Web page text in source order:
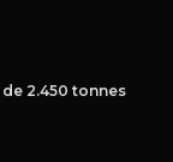
2.450 tonnes